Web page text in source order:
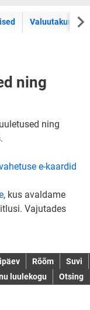
Valuutakursid
ning
ning
e-kaardid
, kus avaldame
Vajutades
Rõõm
Suvi
luulekogu Otsing